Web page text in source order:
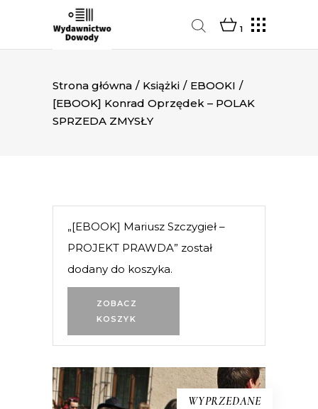
1
Strona główna / Książki / EBOOKI /
[EBOOK] Konrad Oprzędek – POLAK
SPRZEDA ZMYSŁY
ZOBACZ
KOSZYK
„[EBOOK] Mariusz Szczygieł –
PROJEKT PRAWDA” został
dodany do koszyka.
WYPRZEDANE